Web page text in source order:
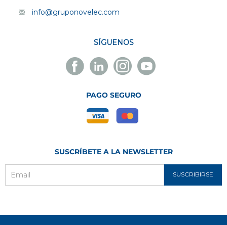
info@gruponovelec.com
SÍGUENOS
Facebook
Novelec
Linkedin
Novelec
Instagram
Novelec
Youtube
Novelec
PAGO SEGURO
SUSCRÍBETE A LA NEWSLETTER
SUSCRIBIRSE